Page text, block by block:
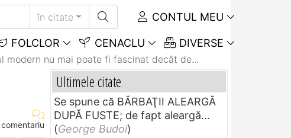
în citate CONTUL MEU
FOLCLOR CENACLU DIVERSE
modern nu mai poate fi fascinat decât de...
Ultimele citate
Se spune că BĂRBAŢII ALEARGĂ
DUPĂ FUSTE; de fapt aleargă...
(George Budoi)